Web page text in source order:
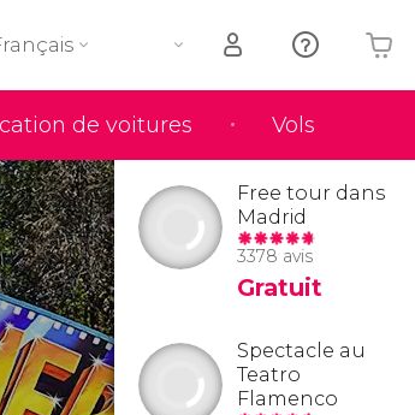
de voitures Vols
Votre panier est vide
Free tour dans
Madrid
3378 avis
Gratuit
Spectacle au
Teatro
Flamenco